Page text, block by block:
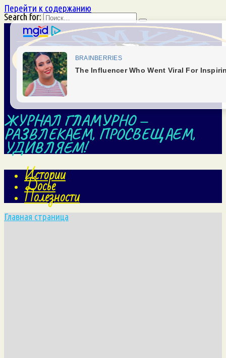
Перейти к содержанию
Search for:
ЖУРНАЛ ГЛАМУРНО —
РАЗВЛЕКАЕМ, ПРОСВЕЩАЕМ,
УДИВЛЯЕМ!
Истории
Досье
Полезности
Главная страница